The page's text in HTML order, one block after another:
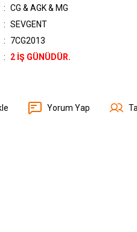
CG & AGK & MG
SEVGENT
7CG2013
2 İŞ GÜNÜDÜR.
Yorum Yap